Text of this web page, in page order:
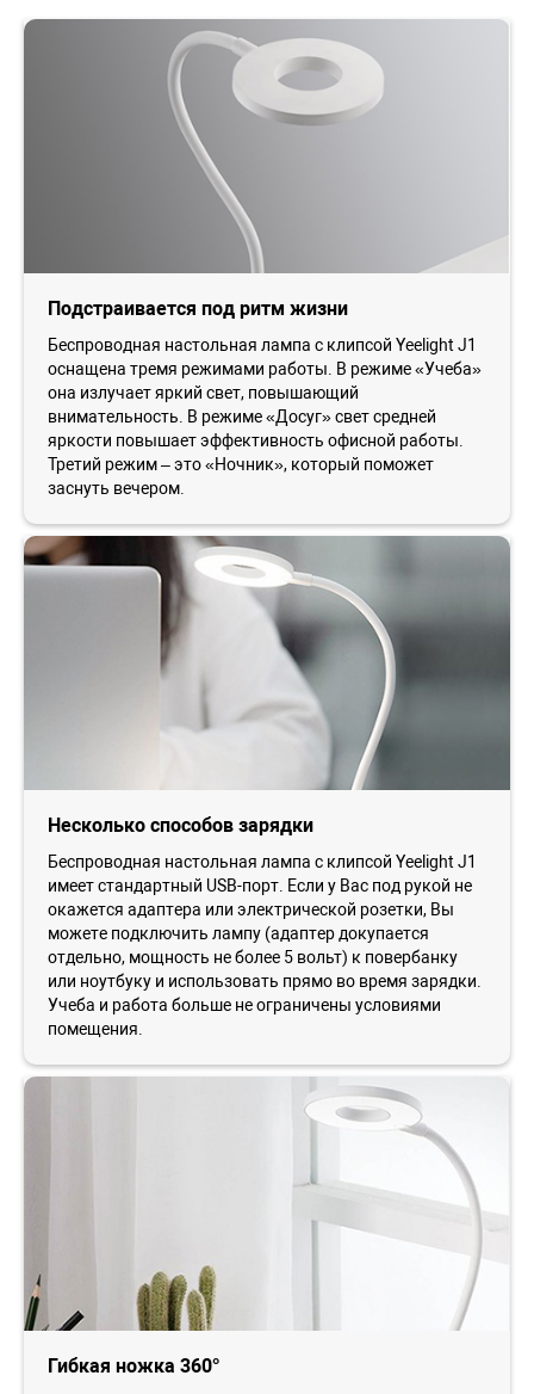
Подстраивается под ритм жизни
Беспроводная настольная лампа с клипсой Yeelight J1
оснащена тремя режимами работы. В режиме «Учеба»
она излучает яркий свет, повышающий
внимательность. В режиме «Досуг» свет средней
яркости повышает эффективность офисной работы.
Третий режим – это «Ночник», который поможет
заснуть вечером.
Несколько способов зарядки
Беспроводная настольная лампа с клипсой Yeelight J1
имеет стандартный USB-порт. Если у Вас под рукой не
окажется адаптера или электрической розетки, Вы
можете подключить лампу (адаптер докупается
отдельно, мощность не более 5 вольт) к повербанку
или ноутбуку и использовать прямо во время зарядки.
Учеба и работа больше не ограничены условиями
помещения.
Гибкая ножка 360°